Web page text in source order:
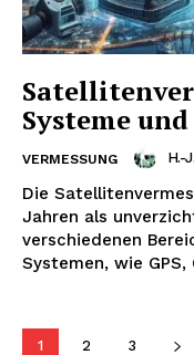
Systeme
VERMESSUNG H.-
Die
Jahren als
verschiedenen
Systemen, wie GPS,
1 2 3